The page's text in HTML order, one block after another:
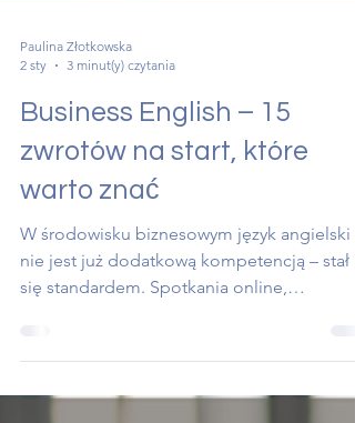
2 sty
3 minut(y) czytania
Business English – 15
zwrotów na start, które
warto znać
W środowisku biznesowym język angielski
nie jest już dodatkową kompetencją – stał
wymagają nie tylko poprawności językowej,